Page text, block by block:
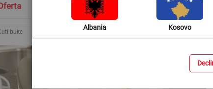
Bli sipas ambientit Ndihmë &
buke
Albania Kosovo